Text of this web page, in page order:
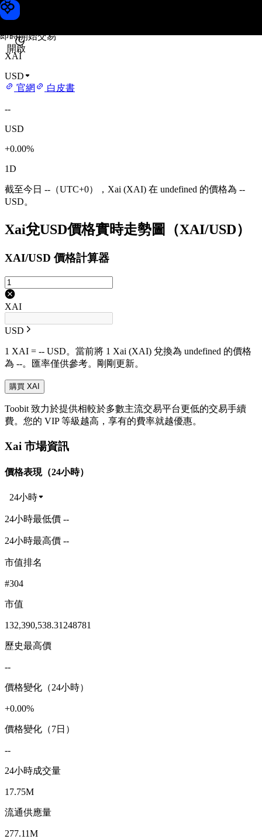
即時開始交易
開啟
Xai 價格
XAI
USD
官網
白皮書
--
USD
+0.00%
1D
截至今日 --（UTC+0），Xai (XAI) 在 undefined 的價格為 --
USD。
Xai兌USD價格實時走勢圖（XAI/USD）
XAI/USD 價格計算器
XAI
USD
1 XAI = -- USD。當前將 1 Xai (XAI) 兌換為 undefined 的價格
為 --。匯率僅供參考。剛剛更新。
購買 XAI
Toobit 致力於提供相較於多數主流交易平台更低的交易手續
費。您的 VIP 等級越高，享有的費率就越優惠。
Xai 市場資訊
價格表現（24小時）
24小時
24小時最低價 --
24小時最高價 --
市值排名
#304
市值
132,390,538.31248781
歷史最高價
--
價格變化（24小時）
+0.00%
價格變化（7日）
--
24小時成交量
17.75M
流通供應量
277.11M